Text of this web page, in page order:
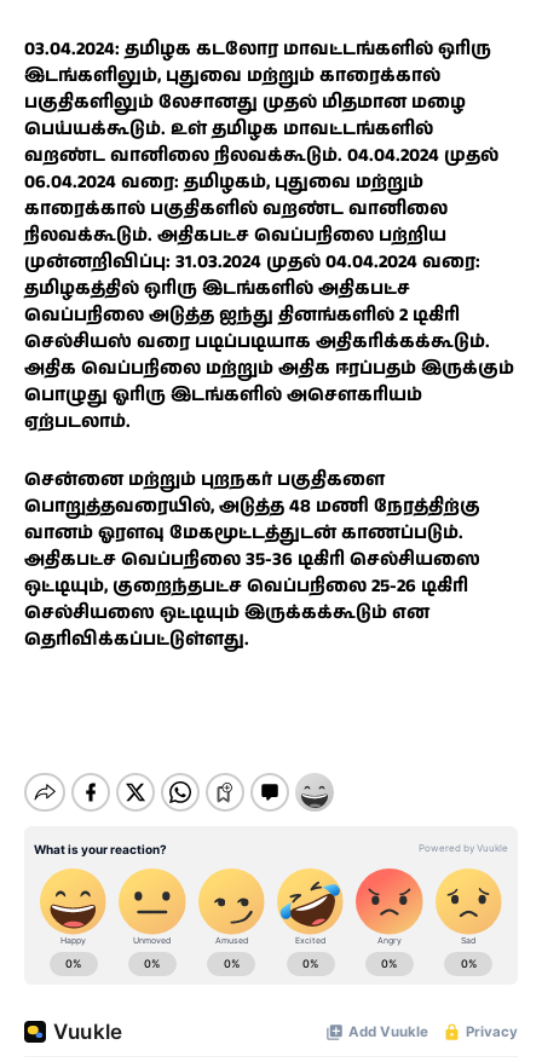
03.04.2024: தமிழக கடலோர மாவட்டங்களில் ஒரிரு
இடங்களிலும், புதுவை மற்றும் காரைக்கால்
பகுதிகளிலும் லேசானது முதல் மிதமான மழை
பெய்யக்கூடும். உள் தமிழக மாவட்டங்களில்
வறண்ட வானிலை நிலவக்கூடும். 04.04.2024 முதல்
06.04.2024 வரை: தமிழகம், புதுவை மற்றும்
காரைக்கால் பகுதிகளில் வறண்ட வானிலை
நிலவக்கூடும். அதிகபட்ச வெப்பநிலை பற்றிய
முன்னறிவிப்பு: 31.03.2024 முதல் 04.04.2024 வரை:
தமிழகத்தில் ஒரிரு இடங்களில் அதிகபட்ச
வெப்பநிலை அடுத்த ஐந்து தினங்களில் 2 டிகிரி
செல்சியஸ் வரை படிப்படியாக அதிகரிக்கக்கூடும்.
அதிக வெப்பநிலை மற்றும் அதிக ஈரப்பதம் இருக்கும்
பொழுது ஓரிரு இடங்களில் அசௌகரியம்
ஏற்படலாம்.
சென்னை மற்றும் புறநகர் பகுதிகளை
பொறுத்தவரையில், அடுத்த 48 மணி நேரத்திற்கு
வானம் ஓரளவு மேகமூட்டத்துடன் காணப்படும்.
அதிகபட்ச வெப்பநிலை 35-36 டிகிரி செல்சியஸை
ஒட்டியும், குறைந்தபட்ச வெப்பநிலை 25-26 டிகிரி
செல்சியஸை ஒட்டியும் இருக்கக்கூடும் என
தெரிவிக்கப்பட்டுள்ளது.